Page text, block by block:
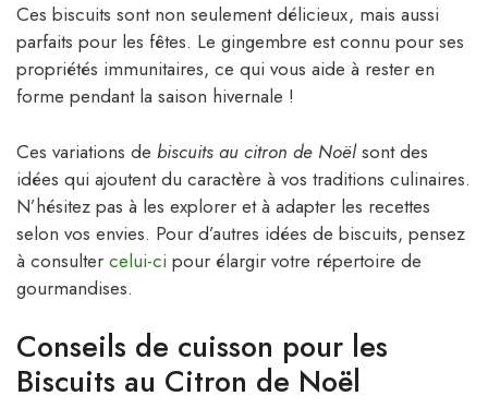
Ces biscuits sont non seulement délicieux, mais aussi
parfaits pour les fêtes. Le gingembre est connu pour ses
propriétés immunitaires, ce qui vous aide à rester en
forme pendant la saison hivernale !
Ces variations de biscuits au citron de Noëlsont des
idées qui ajoutent du caractère à vos traditions culinaires.
N’hésitez pas à les explorer et à adapter les recettes
selon vos envies. Pour d’autres idées de biscuits, pensez
à consulter celui-ci pour élargir votre répertoire de
gourmandises.
Conseils de cuisson pour les
Biscuits au Citron de Noël